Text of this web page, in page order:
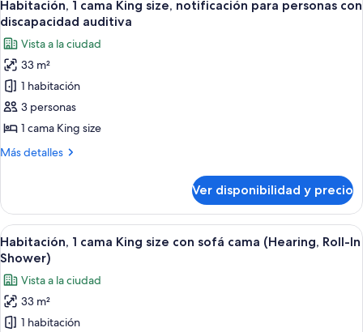
para
personas
con
movilidad
reducida,
bañera
size
sofá
cama,
acceso
para
personas
movilidad
reducida,
todas
las
fotos
de
Habitación,
1
cama
King
para
personas
con
discapacidad
auditiva
Habitación, 1 cama King size, notificación para personas con
discapacidad auditiva
Vista a la ciudad
33 m²
1 habitación
3 personas
1 cama King size
Más detalles
Más
1
cama
King
size,
notificación
para
personas
con
discapacidad
Ver disponibilidad y precio
Ver
todas
las
fotos
de
Habitación,
1 habitación, ropa de cama de alta
8
Habitación, 1 cama King size con sofá cama (Hearing, Roll-In
Shower)
Vista a la ciudad
33 m²
1 habitación